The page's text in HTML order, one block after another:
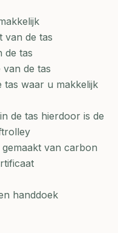
van de tas
de tas
de tas
tas waar u makkelijk
de tas hierdoor is de
van carbon
handdoek